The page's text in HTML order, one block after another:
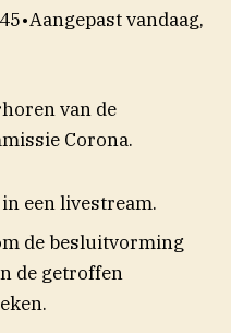
•Aangepastvandaag,
van de
Corona.
een livestream.
de besluitvorming
de getroffen